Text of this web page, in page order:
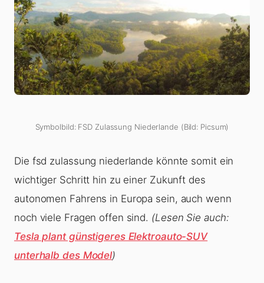
Symbolbild: FSD Zulassung Niederlande (Bild: Picsum)
Die fsd zulassung niederlande könnte somit ein
wichtiger Schritt hin zu einer Zukunft des
autonomen Fahrens in Europa sein, auch wenn
noch viele Fragen offen sind. (Lesen Sie auch:
Tesla plant günstigeres Elektroauto-SUV
unterhalb des Model)